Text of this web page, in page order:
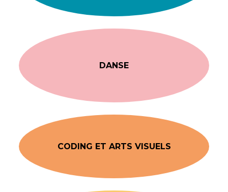
DANSE
CODING ET ARTS VISUELS